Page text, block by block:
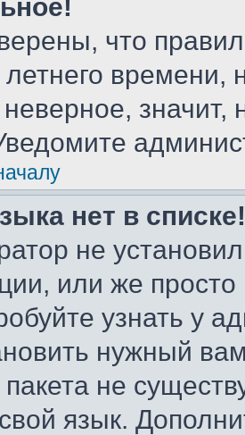
что
летнего
значит,
нет в списке!
не
или же
узнать у
нужный
пакета не
язык.